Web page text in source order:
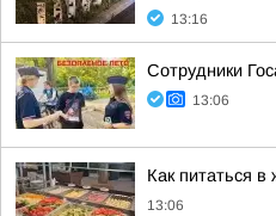
13:16
Сотрудники
13:06
Как питаться
13:06